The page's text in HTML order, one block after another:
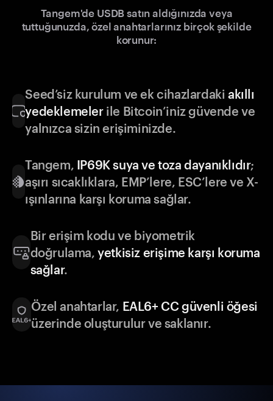
Tangem'de USDB satın aldığınızda veya
tuttuğunuzda, özel anahtarlarınız birçok şekilde
korunur:
Seed’siz kurulum ve ek cihazlardakiakıllı
yedeklemelerile Bitcoin’iniz güvende ve
yalnızca sizin erişiminizde.
Tangem, IP69K suya ve toza dayanıklıdır;
aşırı sıcaklıklara, EMP’lere, ESC’lere ve X-
ışınlarına karşı koruma sağlar.
Bir erişim kodu ve biyometrik
doğrulama,yetkisiz erişime karşı koruma
sağlar.
Özel anahtarlar, EAL6+ CC güvenli öğesi
üzerinde oluşturulur ve saklanır.